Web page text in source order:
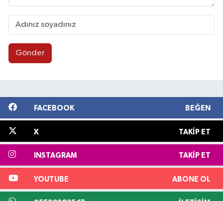
Gönder
FACEBOOK BEĞEN
X TAKIP ET
INSTAGRAM TAKIP ET
YOUTUBE ABONE OL